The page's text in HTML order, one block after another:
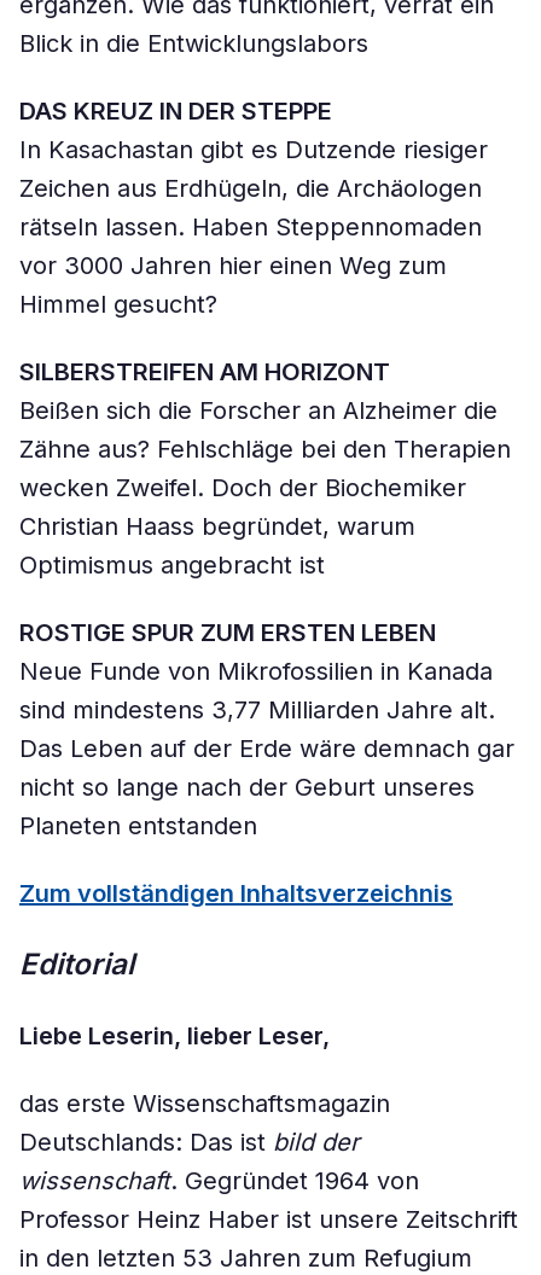
Blick in die Entwicklungslabors
DAS KREUZ IN DER STEPPE
In Kasachastan gibt es Dutzende riesiger
Zeichen aus Erdhügeln, die Archäologen
rätseln lassen. Haben Steppennomaden
vor 3000 Jahren hier einen Weg zum
Himmel gesucht?
SILBERSTREIFEN AM HORIZONT
Beißen sich die Forscher an Alzheimer die
Zähne aus? Fehlschläge bei den Therapien
wecken Zweifel. Doch der Biochemiker
Christian Haass begründet, warum
Optimismus angebracht ist
ROSTIGE SPUR ZUM ERSTEN LEBEN
Neue Funde von Mikrofossilien in Kanada
sind mindestens 3,77 Milliarden Jahre alt.
Das Leben auf der Erde wäre demnach gar
nicht so lange nach der Geburt unseres
Planeten entstanden
Zum vollständigen Inhaltsverzeichnis
Editorial
Liebe Leserin, lieber Leser,
das erste Wissenschaftsmagazin
Deutschlands: Das ist bild der
wissenschaft. Gegründet 1964 von
Professor Heinz Haber ist unsere Zeitschrift
in den letzten 53 Jahren zum Refugium